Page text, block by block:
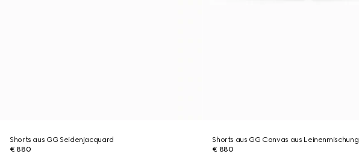
Shorts aus GG Seidenjacquard
€ 880
Shorts aus GG Canvas aus Leinenmischung
€ 880